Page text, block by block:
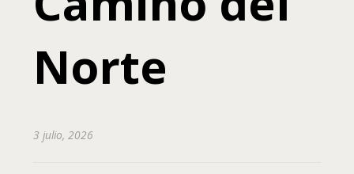
Norte
3 julio, 2026